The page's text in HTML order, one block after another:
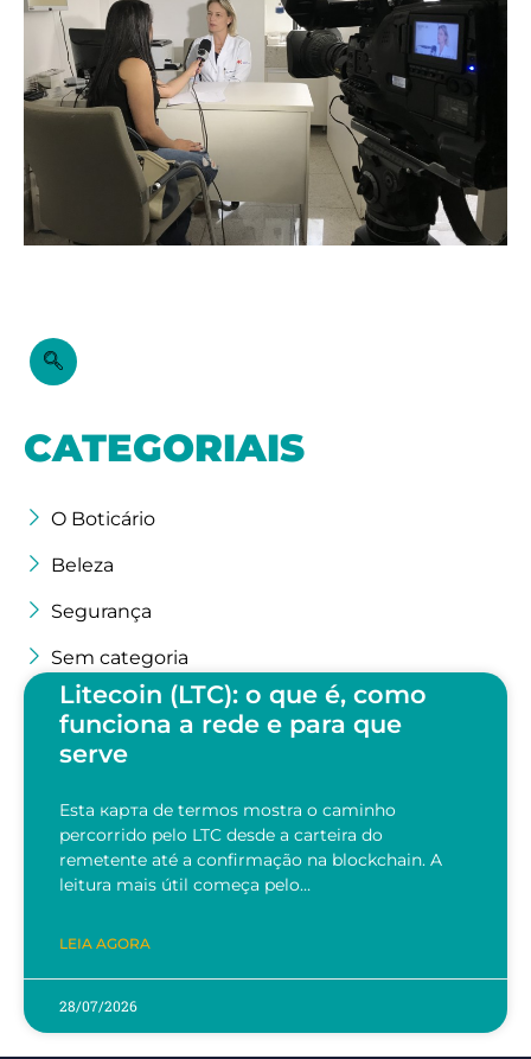
CATEGORIAIS
O Boticário
Beleza
Segurança
Sem categoria
Litecoin (LTC): o que é, como
funciona a rede e para que
serve
Esta карта de termos mostra o caminho
percorrido pelo LTC desde a carteira do
remetente até a confirmação na blockchain. A
leitura mais útil começa pelo…
LEIA AGORA
28/07/2026